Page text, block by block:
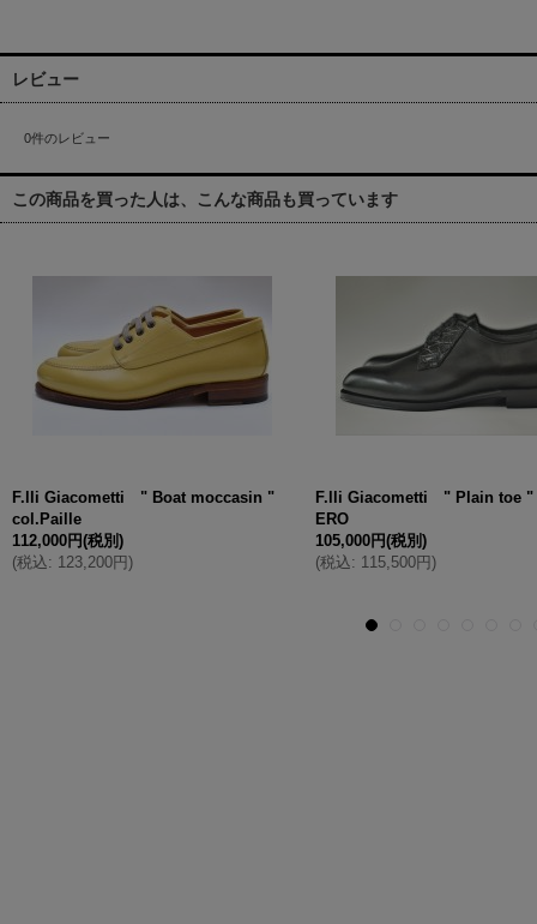
レビュー
0件のレビュー
この商品を買った人は、こんな商品も買っています
F.lli Giacometti " Boat moccasin "
col.Paille
112,000円(税別)
(税込: 123,200円)
F.lli Giacometti " Plain toe
ERO
105,000円(税別)
(税込: 115,500円)